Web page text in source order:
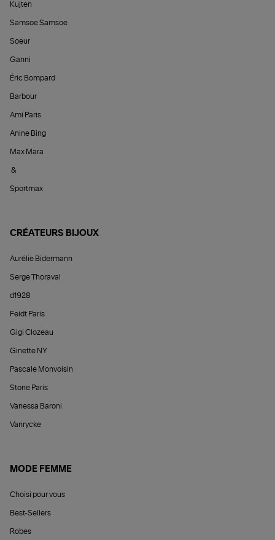
Kujten
Samsoe Samsoe
Soeur
Ganni
Éric Bompard
Barbour
Ami Paris
Anine Bing
Max Mara
&
Sportmax
CRÉATEURS BIJOUX
Aurélie Bidermann
Serge Thoraval
d1928
Feidt Paris
Gigi Clozeau
Ginette NY
Pascale Monvoisin
Stone Paris
Vanessa Baroni
Vanrycke
MODE FEMME
Choisi pour vous
Best-Sellers
Robes